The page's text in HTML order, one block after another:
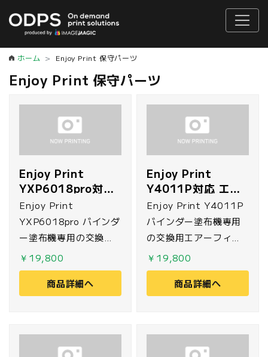
ホーム Enjoy Print 保守パーツ
Enjoy Print 保守パーツ
Enjoy Print
YXP6018pro対応
エアーフィルター
Enjoy Print
YXP6018pro バインダ
ー塗布機専用の交換用
エアーフィルターで
す。
￥19,800
商品詳細へ
Enjoy Print
Y4011P対応 エア
ーフィルター
Enjoy Print Y4011P
バインダー塗布機専用
の交換用エアーフィル
ターです。
￥19,800
商品詳細へ